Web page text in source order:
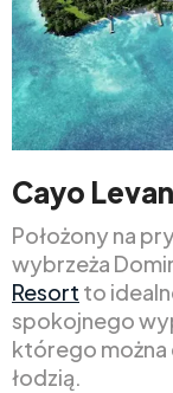
Cayo
Położony na
wybrzeża
Resort to
spokojnego
którego można
łodzią.